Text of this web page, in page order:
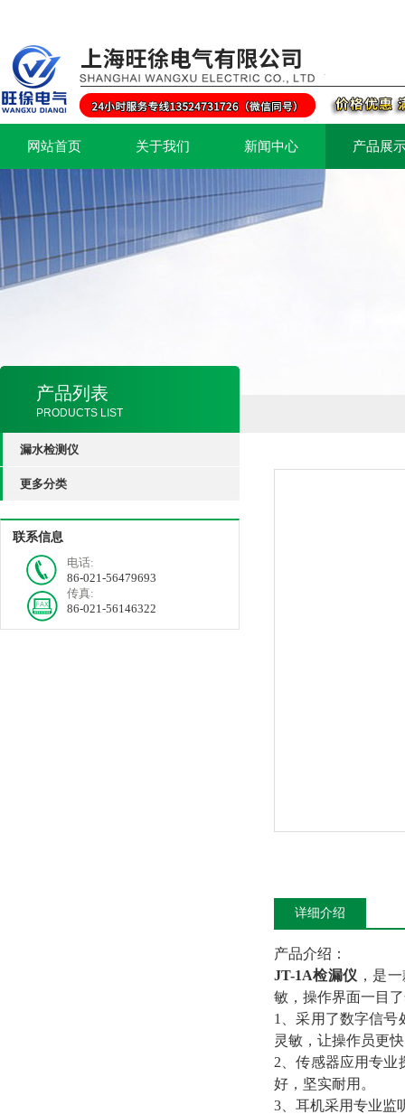
网站首页 关于我们 新闻中心 产品展
产品列表
PRODUCTS LIST
漏水检测仪
更多分类
联系信息
电话:
86-021-56479693
传真:
86-021-56146322
详细介绍
产品介绍：
JT-1A检漏仪 ，是
敏，操作界面一目
1、采用了数字信号
灵敏，让操作员更
2、传感器应用专业
好，坚实耐用。
3、耳机采用专业监